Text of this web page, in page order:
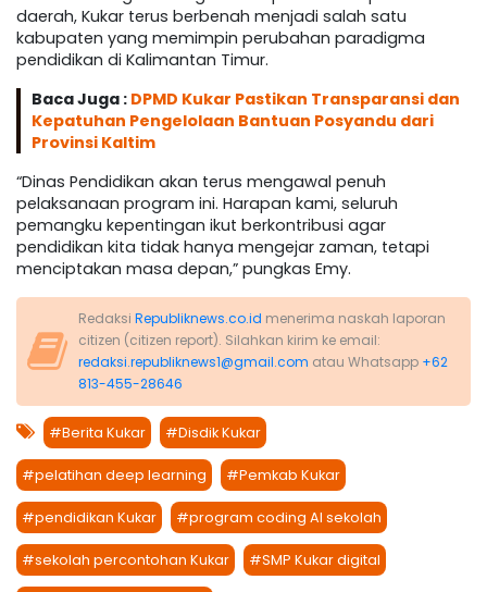
daerah, Kukar terus berbenah menjadi salah satu
kabupaten yang memimpin perubahan paradigma
pendidikan di Kalimantan Timur.
Baca Juga : DPMD Kukar Pastikan Transparansi dan
Kepatuhan Pengelolaan Bantuan Posyandu dari
Provinsi Kaltim
“Dinas Pendidikan akan terus mengawal penuh
pelaksanaan program ini. Harapan kami, seluruh
pemangku kepentingan ikut berkontribusi agar
pendidikan kita tidak hanya mengejar zaman, tetapi
menciptakan masa depan,” pungkas Emy.
Redaksi Republiknews.co.id menerima naskah laporan
citizen (citizen report). Silahkan kirim ke email:
redaksi.republiknews1@gmail.com atau Whatsapp +62
813-455-28646
#Berita Kukar #Disdik Kukar
#pelatihan deep learning #Pemkab Kukar
#pendidikan Kukar #program coding AI sekolah
#sekolah percontohan Kukar #SMP Kukar digital